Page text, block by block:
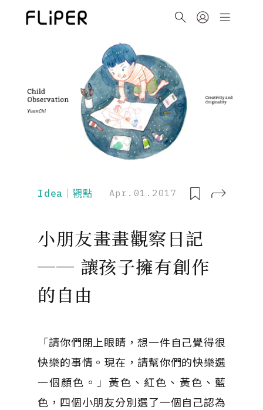
Idea｜觀點 Apr.01.2017
小朋友畫畫觀察日記
── 讓孩子擁有創作
的自由
「請你們閉上眼睛，想一件自己覺得很
快樂的事情。現在，請幫你們的快樂選
一個顏色。」黃色、紅色、黃色、藍
色，四個小朋友分別選了一個自己認為